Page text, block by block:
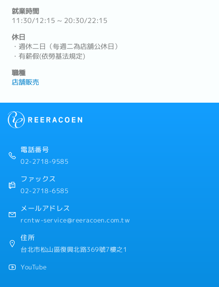
就業時間
11:30/12:15 ~ 20:30/22:15
休日
・週休二日（每週二為店舖公休日）
・有薪假(依勞基法規定)
職種
店舗販売
電話番号
02-2718-9585
ファックス
02-2718-6585
メールアドレス
rcntw-service@reeracoen.com.tw
住所
台北市松山區復興北路369號7樓之1
YouTube